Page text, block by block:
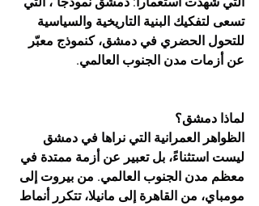
تسعى لتفكيك البنية التاريخية والسياسية
للتحول الحضري في دمشق، كنموذج معبّر
عن أزمات مدن الجنوب العالمي.
لماذا دمشق؟
الظواهر العمرانية التي نراها في دمشق
ليست استثناءً، بل تعبير عن أزمة ممتدة في
معظم مدن الجنوب العالمي. من بيروت إلى
مومباي، من القاهرة إلى مانيلا، تتكرر أنماط